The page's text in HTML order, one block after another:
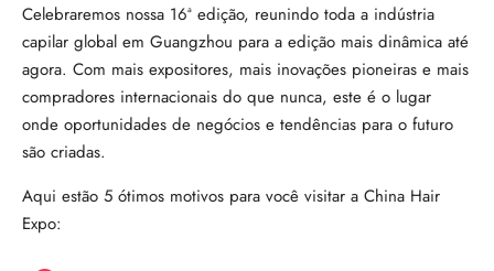
Celebraremos nossa 16ª edição, reunindo toda a indústria
capilar global em Guangzhou para a edição mais dinâmica até
agora. Com mais expositores, mais inovações pioneiras e mais
compradores internacionais do que nunca, este é o lugar
onde oportunidades de negócios e tendências para o futuro
são criadas.
Aqui estão 5 ótimos motivos para você visitar a China Hair
Expo: